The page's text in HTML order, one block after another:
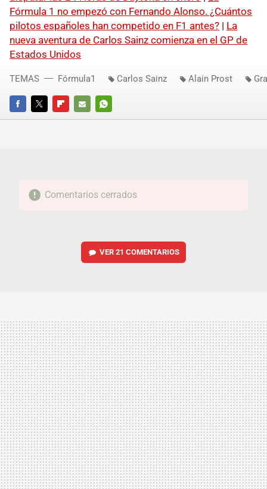
Fórmula 1 no empezó con Fernando Alonso. ¿Cuántos
pilotos españoles han competido en F1 antes? | La
nueva aventura de Carlos Sainz comienza en el GP de
Estados Unidos
FACEBOOKTWITTERFLIPBOARD
E-
WHATSAPP
TEMAS Fórmula1 Carlos Sainz Alain Prost
Comentarios cerrados
VER 21 COMENTARIOS